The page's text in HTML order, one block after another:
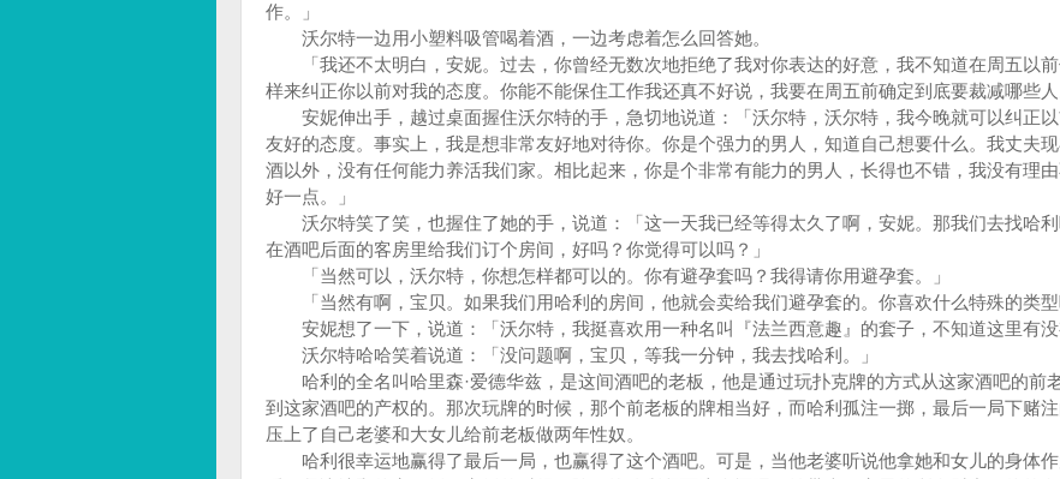
作。」
沃尔特一边用小塑料吸管喝着酒，一边考虑着怎么回答她。
「我还不太明白，安妮。过去，你曾经无数次地拒绝了我对你表达的好意，我不知道在周五以前
样来纠正你以前对我的态度。你能不能保住工作我还真不好说，我要在周五前确定到底要裁减哪些人
安妮伸出手，越过桌面握住沃尔特的手，急切地说道：「沃尔特，沃尔特，我今晚就可以纠正
友好的态度。事实上，我是想非常友好地对待你。你是个强力的男人，知道自己想要什么。我丈夫
酒以外，没有任何能力养活我们家。相比起来，你是个非常有能力的男人，长得也不错，我没有理
好一点。」
沃尔特笑了笑，也握住了她的手，说道：「这一天我已经等得太久了啊，安妮。那我们去找哈
在酒吧后面的客房里给我们订个房间，好吗？你觉得可以吗？」
「当然可以，沃尔特，你想怎样都可以的。你有避孕套吗？我得请你用避孕套。」
「当然有啊，宝贝。如果我们用哈利的房间，他就会卖给我们避孕套的。你喜欢什么特殊的类型
安妮想了一下，说道：「沃尔特，我挺喜欢用一种名叫『法兰西意趣』的套子，不知道这里有没
沃尔特哈哈笑着说道：「没问题啊，宝贝，等我一分钟，我去找哈利。」
哈利的全名叫哈里森·爱德华兹，是这间酒吧的老板，他是通过玩扑克牌的方式从这家酒吧的前
到这家酒吧的产权的。那次玩牌的时候，那个前老板的牌相当好，而哈利孤注一掷，最后一局下赌注
压上了自己老婆和大女儿给前老板做两年性奴。
哈利很幸运地赢得了最后一局，也赢得了这个酒吧。可是，当他老婆听说他拿她和女儿的身体